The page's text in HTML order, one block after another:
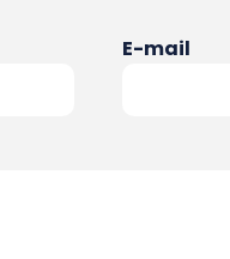
E-mail